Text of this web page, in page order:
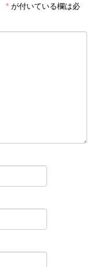
* が付いている欄は必